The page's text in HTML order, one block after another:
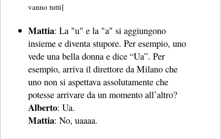
vanno tutti]
Mattia: La "u" e la "a" si aggiungono
insieme e diventa stupore. Per esempio, uno
vede una bella donna e dice “Ua”. Per
esempio, arriva il direttore da Milano che
uno non si aspettava assolutamente che
potesse arrivare da un momento all’altro?
Alberto: Ua.
Mattia: No, uaaaa.